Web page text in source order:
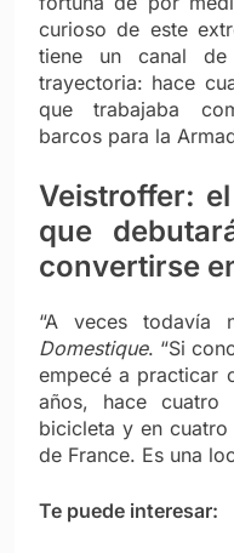
curioso de este
tiene un canal
trayectoria: hace
que trabajaba
barcos para la
Veistroffer:
que
convertirse
“A veces todavía
Domestique. “Si
empecé a practicar
años, hace cuatro
bicicleta y en
de France. Es una
Te puede interesar: